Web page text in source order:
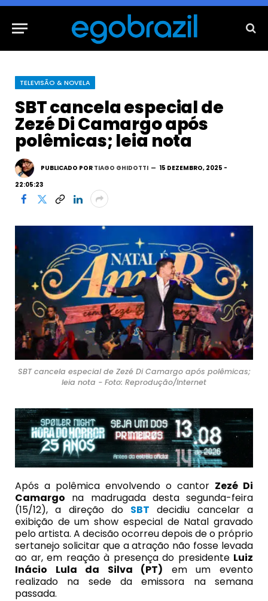
TELEVISÃO & NOVELA
SBT cancela especial de
Zezé Di Camargo após
polêmicas; leia nota
PUBLICADO POR TIAGO GHIDOTTI
15 DEZEMBRO, 2025 -
22:05:23
SBT cancela especial de Zezé Di Camargo após polêmicas;
leia nota - Foto: Reprodução/Internet
Após a polêmica envolvendo o cantor Zezé Di
Camargo na madrugada desta segunda-feira
(15/12), a direção do SBT decidiu cancelar a
exibição de um show especial de Natal gravado
pelo artista. A decisão ocorreu depois de o próprio
sertanejo solicitar que a atração não fosse levada
ao ar, em reação à presença do presidente Luiz
Inácio Lula da Silva (PT) em um evento
realizado na sede da emissora na semana
passada.